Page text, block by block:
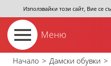
Използвайки този сайт, Вие се
Меню
Начало > Дамски обувки >